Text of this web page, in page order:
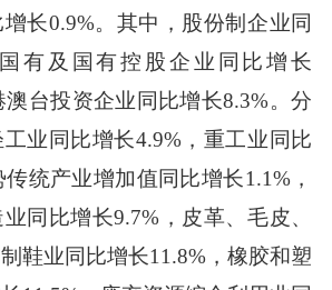
长0.9%。其中，股份制企业同
有及国有控股企业同比增长
澳台投资企业同比增长8.3%。分
业同比增长4.9%，重工业同比
统产业增加值同比增长1.1%，
同比增长9.7%，皮革、毛皮、
鞋业同比增长11.8%，橡胶和塑